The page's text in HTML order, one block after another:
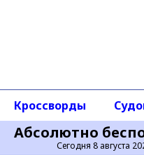
Абсолютно
Сегодня 8 августа
Кроссворды